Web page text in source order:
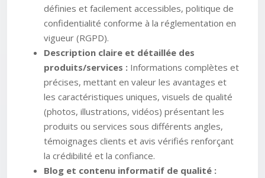
définies et facilement accessibles, politique de
confidentialité conforme à la réglementation en
vigueur (RGPD).
Description claire et détaillée des
produits/services : Informations complètes et
précises, mettant en valeur les avantages et
les caractéristiques uniques, visuels de qualité
(photos, illustrations, vidéos) présentant les
produits ou services sous différents angles,
témoignages clients et avis vérifiés renforçant
la crédibilité et la confiance.
Blog et contenu informatif de qualité :